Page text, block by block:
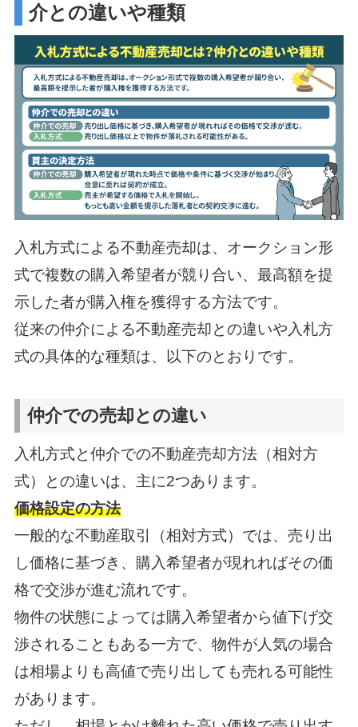
介との違いや種類
入札方式による不動産売却は、オークション形
式で複数の購入希望者が競り合い、最高額を提
示した者が購入権を獲得する方法です。
従来の仲介による不動産売却との違いや入札方
式の具体的な種類は、以下のとおりです。
仲介での売却との違い
入札方式と仲介での不動産売却方法（相対方
式）との違いは、主に2つあります。
価格設定の方法
一般的な不動産取引（相対方式）では、売り出
し価格に基づき、購入希望者が現れればその価
格で交渉が進む流れです。
物件の状態によっては購入希望者から値下げ交
渉されることもある一方で、物件が人気の場合
は相場よりも高値で売り出しても売れる可能性
があります。